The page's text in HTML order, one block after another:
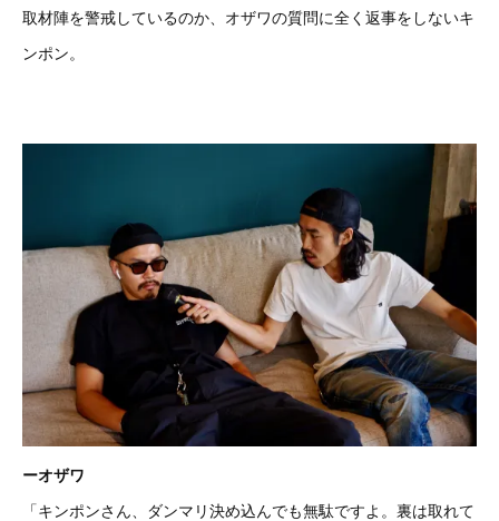
取材陣を警戒しているのか、オザワの質問に全く返事をしないキ
ンポン。
ーオザワ
「キンポンさん、ダンマリ決め込んでも無駄ですよ。裏は取れて